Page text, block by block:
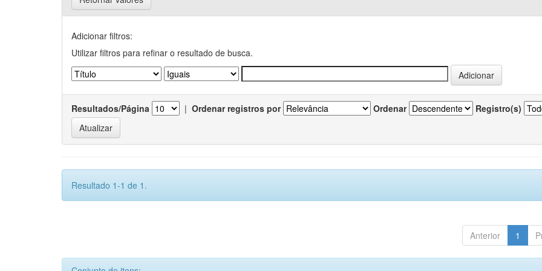
Adicionar filtros:
Utilizar filtros para refinar o resultado de busca.
Resultados/Página | Ordenar registros por Ordenar Registro(s)
Resultado 1-1 de 1.
Anterior 1